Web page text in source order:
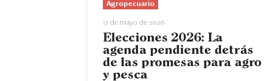
Agropecuario
17 de mayo de 2026
Elecciones 2026: La
agenda pendiente detrás
de las promesas para agro
y pesca